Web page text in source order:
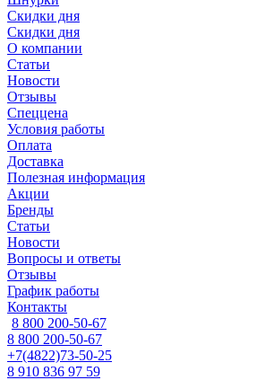
Скидки дня
Скидки дня
О компании
Статьи
Новости
Отзывы
Спеццена
Условия работы
Оплата
Доставка
Полезная информация
Акции
Бренды
Статьи
Новости
Вопросы и ответы
Отзывы
График работы
Контакты
8 800 200-50-67
8 800 200-50-67
+7(4822)73-50-25
8 910 836 97 59